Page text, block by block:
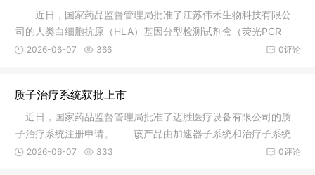
近日，国家药品监督管理局批准了江苏伟禾生物科技有限公
司的人类白细胞抗原（HLA）基因分型检测试剂盒（荧光PCR
法）注册申请
0评论
2026-06-07 366
质子治疗系统获批上市
近日，国家药品监督管理局批准了迈胜医疗设备有限公司的质
子治疗系统注册申请。 该产品由加速器子系统和治疗子系统
组成，其
0评论
2026-06-07 333